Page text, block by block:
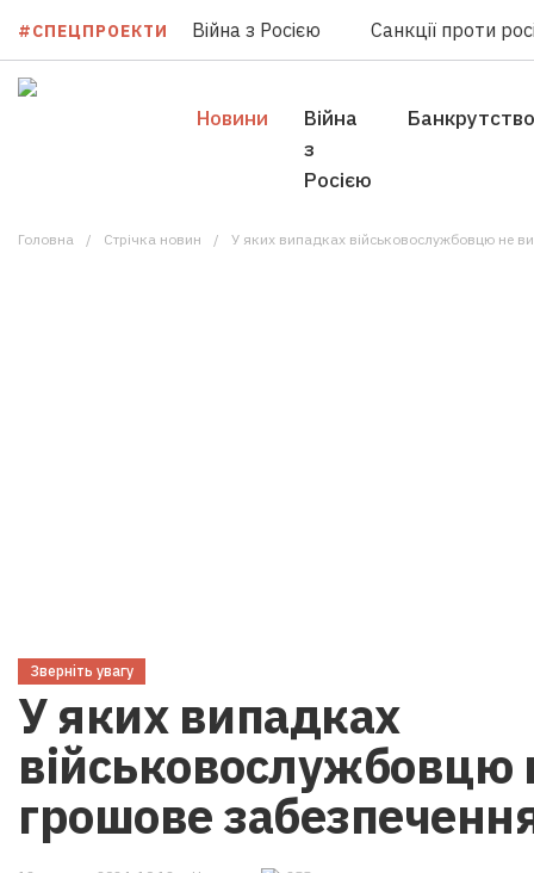
#СПЕЦПРОЕКТИ Війна з Росією Санкції проти
Новини
Війна
з
Росією
Банкрутство
Головна Стрічка новин У яких випадках військовослужбовцю не
Зверніть увагу
У яких випадках
військовослужбовцю
грошове